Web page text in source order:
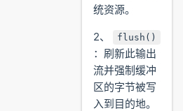
统资源。
2、 flush()
：刷新此输出
流并强制缓冲
区的字节被写
入到目的地。